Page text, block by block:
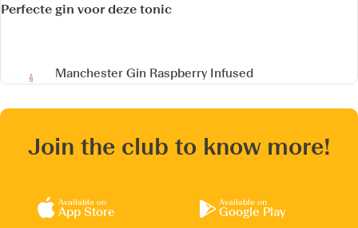
Perfecte gin voor deze tonic
Manchester Gin Raspberry Infused
Join the club to know more!
Available on
App Store
Available on
Google Play